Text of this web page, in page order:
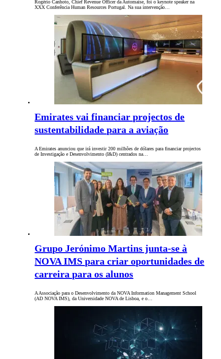
Rogério Canhoto, Chief Revenue Officer da Automaise, foi o keynote speaker na
XXX Conferência Human Resources Portugal. Na sua intervenção…
Emirates vai financiar projectos de
sustentabilidade para a aviação
A Emirates anunciou que irá investir 200 milhões de dólares para financiar projectos
de Investigação e Desenvolvimento (I&D) centrados na…
Grupo Jerónimo Martins junta-se à
NOVA IMS para criar oportunidades de
carreira para os alunos
A Associação para o Desenvolvimento da NOVA Information Management School
(AD NOVA IMS), da Universidade NOVA de Lisboa, e o…